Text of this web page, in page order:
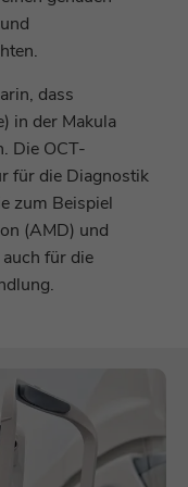
dass
in der Makula
Die OCT-
für die Diagnostik
zum Beispiel
(AMD) und
für die
Methode
der